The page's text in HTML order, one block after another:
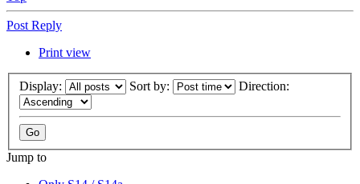
Post Reply
Print view
Display: Sort by: Direction:
Jump to